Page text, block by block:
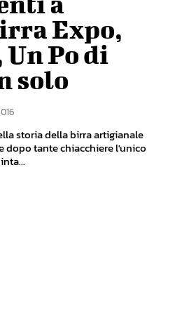
Expo,
Po di
solo
storia della birra artigianale
dopo tante chiacchiere l'unico